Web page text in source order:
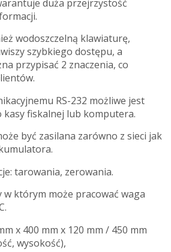
duża przejrzystość
wodoszczelną klawiaturę,
szybkiego dostępu, a
przypisać 2 znaczenia, co
RS-232 możliwe jest
kasy fiskalnej lub komputera.
być zasilana zarówno z sieci jak
tarowania, zerowania.
którym może pracować waga
x 400 mm x 120 mm / 450 mm
wysokość),